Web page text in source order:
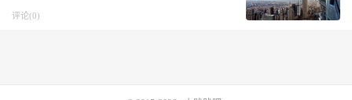
评论(0)